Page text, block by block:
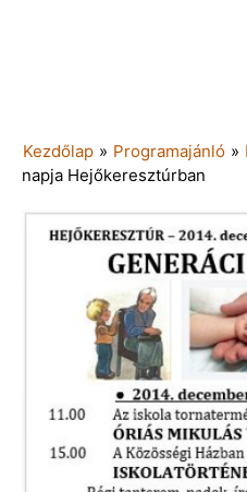
Kezdőlap » Programajánló »
napja Hejőkeresztúrban